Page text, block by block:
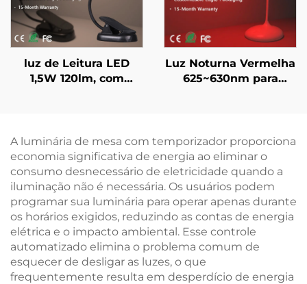
em 1 Hora
luz de Leitura LED
1,5W 120lm, com
para Livros com Corpo
Preto
Luz Noturna Vermelha
625~630nm para
de Luminosidade,
Recarregável via USB-
C, Uso Sem Fio por 18
Horas
A luminária de mesa com temporizador proporciona
economia significativa de energia ao eliminar o
consumo desnecessário de eletricidade quando a
iluminação não é necessária. Os usuários podem
programar sua luminária para operar apenas durante
os horários exigidos, reduzindo as contas de energia
elétrica e o impacto ambiental. Esse controle
automatizado elimina o problema comum de
esquecer de desligar as luzes, o que
frequentemente resulta em desperdício de energia